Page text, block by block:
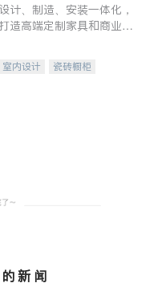
设计、制造、安装一体化，
打造高端定制家具和商业空
室内设计
瓷砖橱柜
新闻